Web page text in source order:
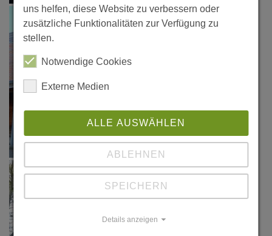
uns helfen, diese Website zu verbessern oder
zusätzliche Funktionalitäten zur Verfügung zu
stellen.
Notwendige Cookies
Externe Medien
ALLE AUSWÄHLEN
ABLEHNEN
SPEICHERN
Details anzeigen